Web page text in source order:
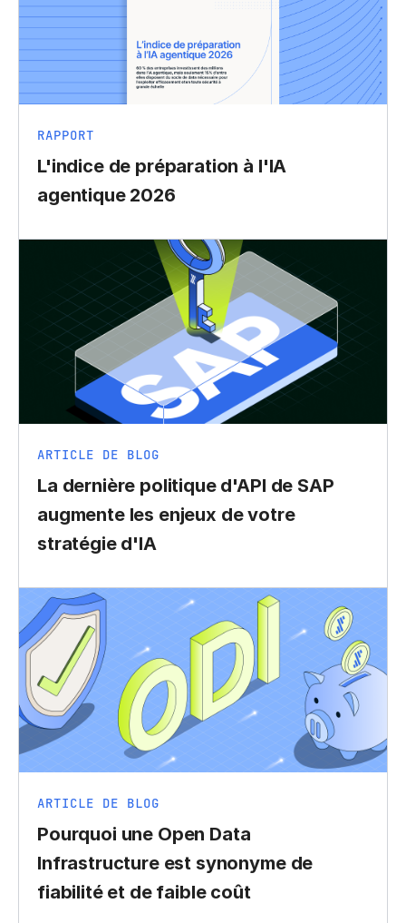
RAPPORT
L'indice de préparation à l'IA
agentique 2026
ARTICLE DE BLOG
La dernière politique d'API de SAP
augmente les enjeux de votre
stratégie d'IA
ARTICLE DE BLOG
Pourquoi une Open Data
Infrastructure est synonyme de
fiabilité et de faible coût